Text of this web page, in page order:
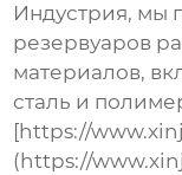
Индустрия, мы
резервуаров
материалов,
сталь и
[https://
(https://